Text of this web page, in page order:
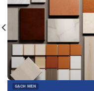
GẠCH MEN